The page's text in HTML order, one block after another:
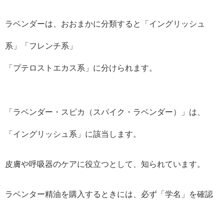
ラベンダーは、おおまかに分類すると「イングリッシュ
系」「フレンチ系」
「プテロストエカス系」に分けられます。
「ラベンダー・スピカ（スパイク・ラベンダー）」は、
「イングリッシュ系」に該当します。
皮膚や呼吸器のケアに役立つとして、知られています。
ラベンター精油を購入するときには、必ず「学名」を確認